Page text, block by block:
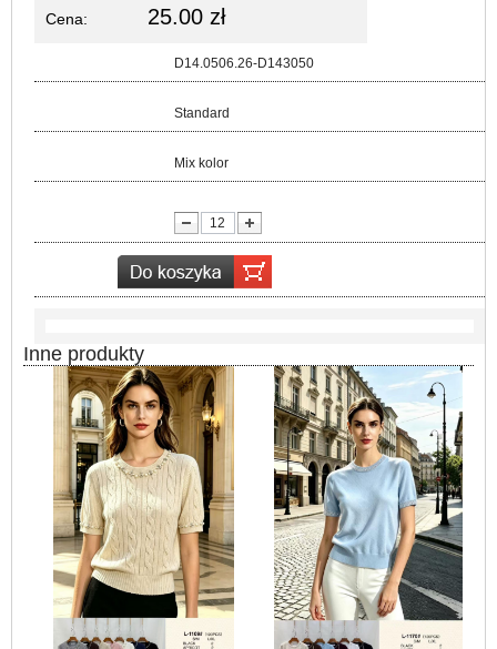
Cena: 25.00 zł
D14.0506.26-D143050
Standard
Mix kolor
Inne produkty